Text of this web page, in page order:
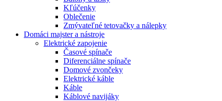
Kľúčenky
Oblečenie
Zmývateľné tetovačky a nálepky
Domáci majster a nástroje
Elektrické zapojenie
Časové spínače
Diferenciálne spínače
Domové zvončeky
Elektrické káble
Káble
Káblové navijáky